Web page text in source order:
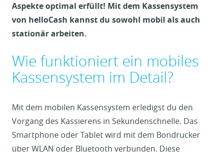
Aspekte optimal erfüllt! Mit dem Kassensystem
von helloCash kannst du sowohl mobil als auch
stationär arbeiten.
Wie funktioniert ein mobiles
Kassensystem im Detail?
Mit dem mobilen Kassensystem erledigst du den
Vorgang des Kassierens in Sekundenschnelle. Das
Smartphone oder Tablet wird mit dem Bondrucker
über WLAN oder Bluetooth verbunden. Diese